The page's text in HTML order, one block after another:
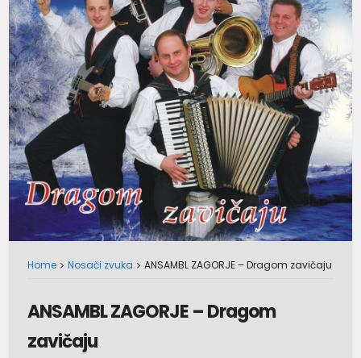
Home Nosači zvuka ANSAMBL ZAGORJE – Dragom zavičaju
ANSAMBL ZAGORJE – Dragom
zavičaju